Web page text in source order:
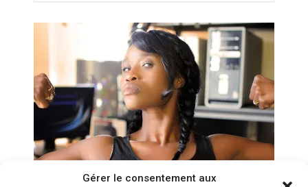
Gérer le consentement aux